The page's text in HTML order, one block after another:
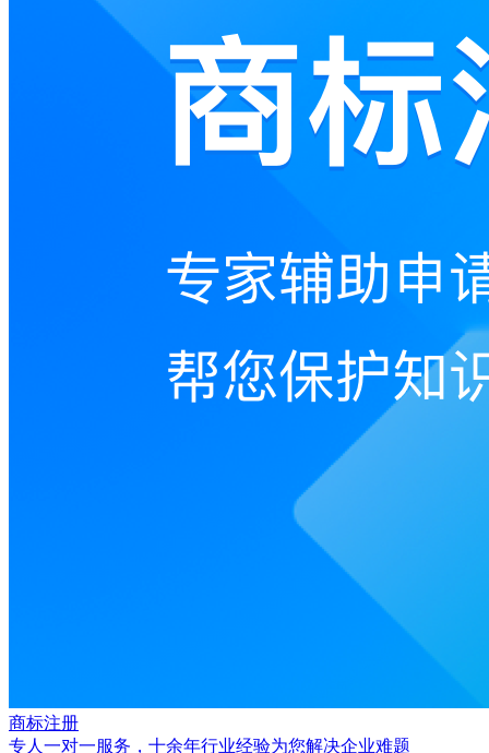
商标注册
专人一对一服务，十余年行业经验为您解决企业难题